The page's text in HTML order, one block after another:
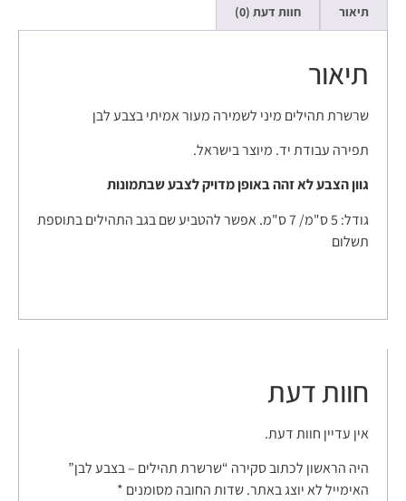
תיאור חוות דעת (0)
תיאור
שרשרת תהילים מיני לשמירה מעור אמיתי בצבע לבן
תפירה עבודת יד. מיוצר בישראל.
גוון הצבע לא זהה באופן מדויק לצבע שבתמונות
גודל: 5 ס"מ/ 7 ס"מ. אפשר להטביע שם בגב התהילים בתוספת
תשלום
חוות דעת
אין עדיין חוות דעת.
היה הראשון לכתוב סקירה “שרשרת תהילים – בצבע לבן”
האימייל לא יוצג באתר.שדות החובה מסומנים *